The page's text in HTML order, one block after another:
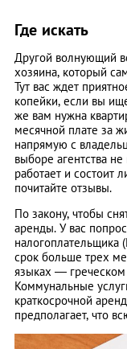
Где искать
Другой волнующий
хозяина, который
Тут вас ждет
копейки, если вы
же вам нужна
месячной плате за
напрямую с
выборе агентства
работает и состоит
почитайте отзывы.
По закону, чтобы
аренды. У вас
срок больше трех
языках — греческом
Коммунальные
краткосрочной
предполагает, что